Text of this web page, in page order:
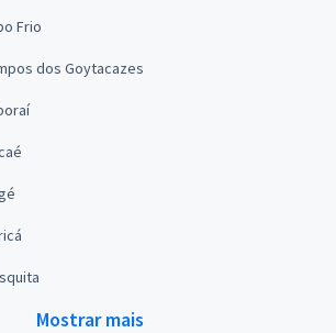
Frio
dos Goytacazes
Mostrar mais